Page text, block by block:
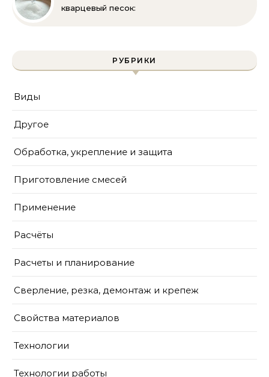
кварцевый песок:
РУБРИКИ
Виды
Другое
Обработка, укрепление и защита
Приготовление смесей
Применение
Расчёты
Расчеты и планирование
Сверление, резка, демонтаж и крепеж
Свойства материалов
Технологии
Технологии работы